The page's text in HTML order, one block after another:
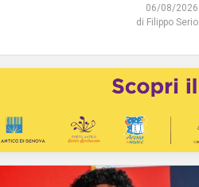
06/08/2026
di Filippo Serio